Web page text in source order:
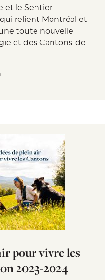
et le Sentier
relient Montréal et
toute nouvelle
et des Cantons-de-
pour vivre les
2023-2024